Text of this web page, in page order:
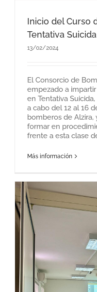
Inicio del Curso
Tentativa Suicida
13/02/2024
El Consorcio de
empezado a
en Tentativa
a cabo del 12 al 16
bomberos de
formar en
frente a esta clase
Más información